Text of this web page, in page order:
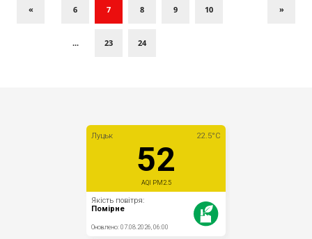
« 6 7 8 9 10
... 23 24
»